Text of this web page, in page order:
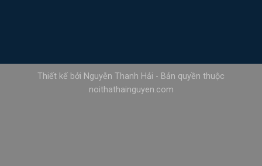
Thiết kế bởi Nguyễn Thanh Hải - Bản quyền thuộc
noithathainguyen.com